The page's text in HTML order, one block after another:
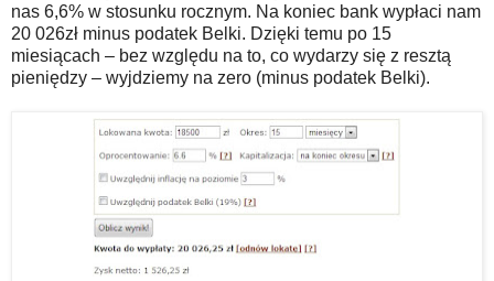
nas 6,6% w stosunku rocznym. Na koniec bank wypłaci nam
20 026zł minus podatek Belki. Dzięki temu po 15
miesiącach – bez względu na to, co wydarzy się z resztą
pieniędzy – wyjdziemy na zero (minus podatek Belki).